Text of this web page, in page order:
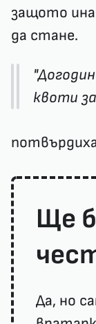
защото
да стане.
квоти
Ще
Да, но